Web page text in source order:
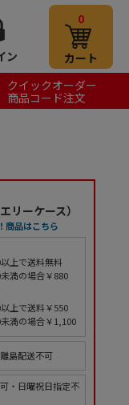
ン
0
カート
クイックオーダー
商品コード注文
リーケース）
商品はこちら
上で送料無料
満の場合￥880
上で送料￥550
満の場合￥1,100
島配送不可
・日曜祝日指定不